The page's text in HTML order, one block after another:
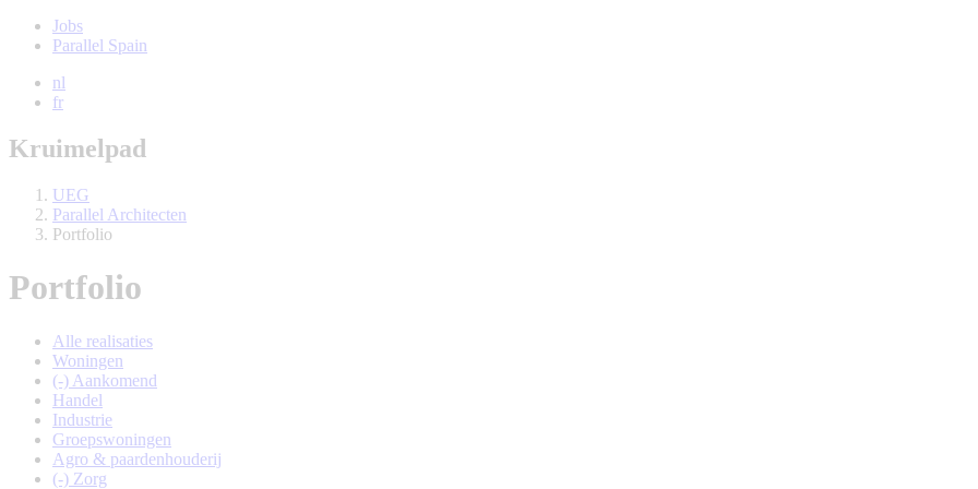
Jobs
Parallel Spain
nl
fr
Kruimelpad
UEG
Parallel Architecten
Portfolio
Portfolio
Alle realisaties
Woningen
(-) Aankomend
Handel
Industrie
Groepswoningen
Agro & paardenhouderij
(-) Zorg